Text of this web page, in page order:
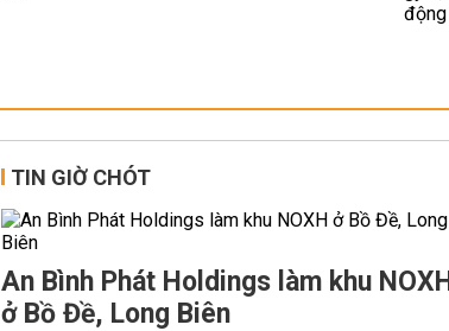
TIN GIỜ CHÓT
An Bình Phát Holdings làm khu NOXH
ở Bồ Đề, Long Biên